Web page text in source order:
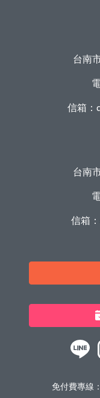
台南
信箱：
台南
信箱：
免付費專線：